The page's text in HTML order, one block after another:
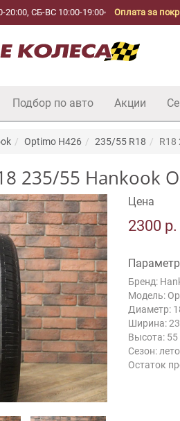
СБ-ВС 10:00-19:00 Оплата за
Подбор по авто Акции
Optimo H426 235/55 R18 R18
235/55 Hankook
Цена
2300 р.
Бренд:
Модель:
Диаметр:
Ширина:
Высота: 55
Сезон: лето
Остаток